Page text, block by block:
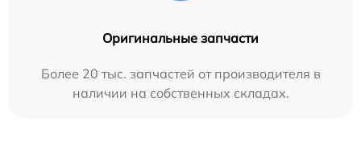
Оригинальные запчасти
Более 20 тыс. запчастей от производителя в
наличии на собственных складах.